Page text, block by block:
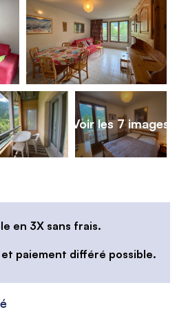
Voir les 7 images
en 3X sans frais.
paiement différé possible.